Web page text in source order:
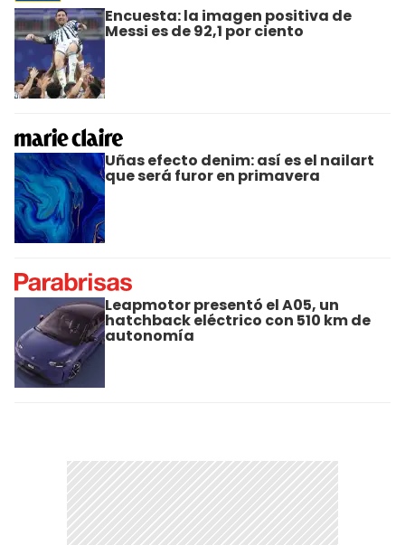
Encuesta: la imagen positiva de
Messi es de 92,1 por ciento
Uñas efecto denim: así es el nailart
que será furor en primavera
Leapmotor presentó el A05, un
hatchback eléctrico con 510 km de
autonomía